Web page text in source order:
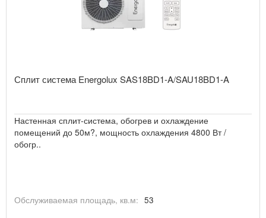
Сплит система Energolux SAS18BD1-A/SAU18BD1-A
Настенная сплит-система, обогрев и охлаждение
помещений до 50м?, мощность охлаждения 4800 Вт /
обогр..
Обслуживаемая площадь, кв.м: 53